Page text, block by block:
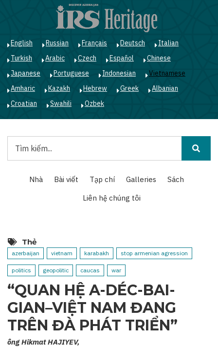
English Russian Français Deutsch
Italian
Turkish
Arabic Czech Español
Chinese
Japanese
Portuguese Indonesian
Vietnamese
Amharic
Kazakh Hebrew Greek
Albanian
Croatian
Swahili Ozbek
kiếm
navigation
Nhà Bài viết Tạp chí Galleries
Sách
Liên hệ chúng tôi
Thẻ
azerbaijan vietnam karabakh stop armenian agression
politics geopolitic caucas war
“QUAN HỆ A-DÉC-BAI-
GIAN–VIỆT NAM ĐANG
TRÊN ĐÀ PHÁT TRIỂN”
ông Hikmat HAJIYEV,